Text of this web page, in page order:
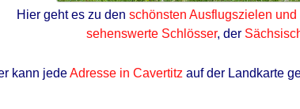
Hier geht es zu den schönsten Ausflugszielen
sehenswerte Schlösser, der
kann jedeAdresse in Cavertitz auf der Landkarte